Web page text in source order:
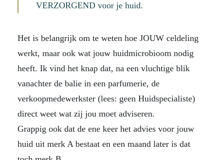
VERZORGEND voor je huid.
Het is belangrijk om te weten hoe JOUW celdeling
werkt, maar ook wat jouw huidmicrobioom nodig
heeft. Ik vind het knap dat, na een vluchtige blik
vanachter de balie in een parfumerie, de
verkoopmedewerkster (lees: geen Huidspecialiste)
direct weet wat zij jou moet adviseren.
Grappig ook dat de ene keer het advies voor jouw
huid uit merk A bestaat en een maand later is dat